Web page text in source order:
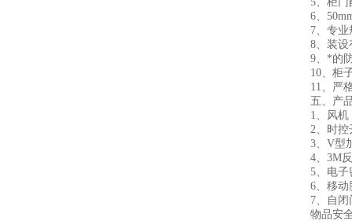
6、
7、专
8、装设
9、*的
10、柜
11、严
五、产
1、风
2、时控
3、V型
4、3M
5、电子
6、移动
7、自
物品安